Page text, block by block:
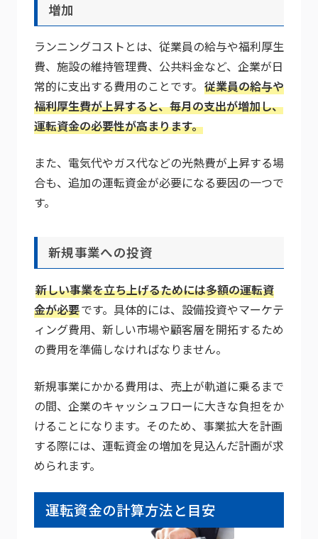
増加
ランニングコストとは、従業員の給与や福利厚生
費、施設の維持管理費、公共料金など、企業が日
常的に支出する費用のことです。 従業員の給与や
福利厚生費が上昇すると、毎月の支出が増加し、
運転資金の必要性が高まります。
また、電気代やガス代などの光熱費が上昇する場
合も、追加の運転資金が必要になる要因の一つで
す。
新規事業への投資
新しい事業を立ち上げるためには多額の運転資
金が必要です。具体的には、設備投資やマーケテ
ィング費用、新しい市場や顧客層を開拓するため
の費用を準備しなければなりません。
新規事業にかかる費用は、売上が軌道に乗るまで
の間、企業のキャッシュフローに大きな負担をか
けることになります。そのため、事業拡大を計画
する際には、運転資金の増加を見込んだ計画が求
められます。
運転資金の計算方法と目安